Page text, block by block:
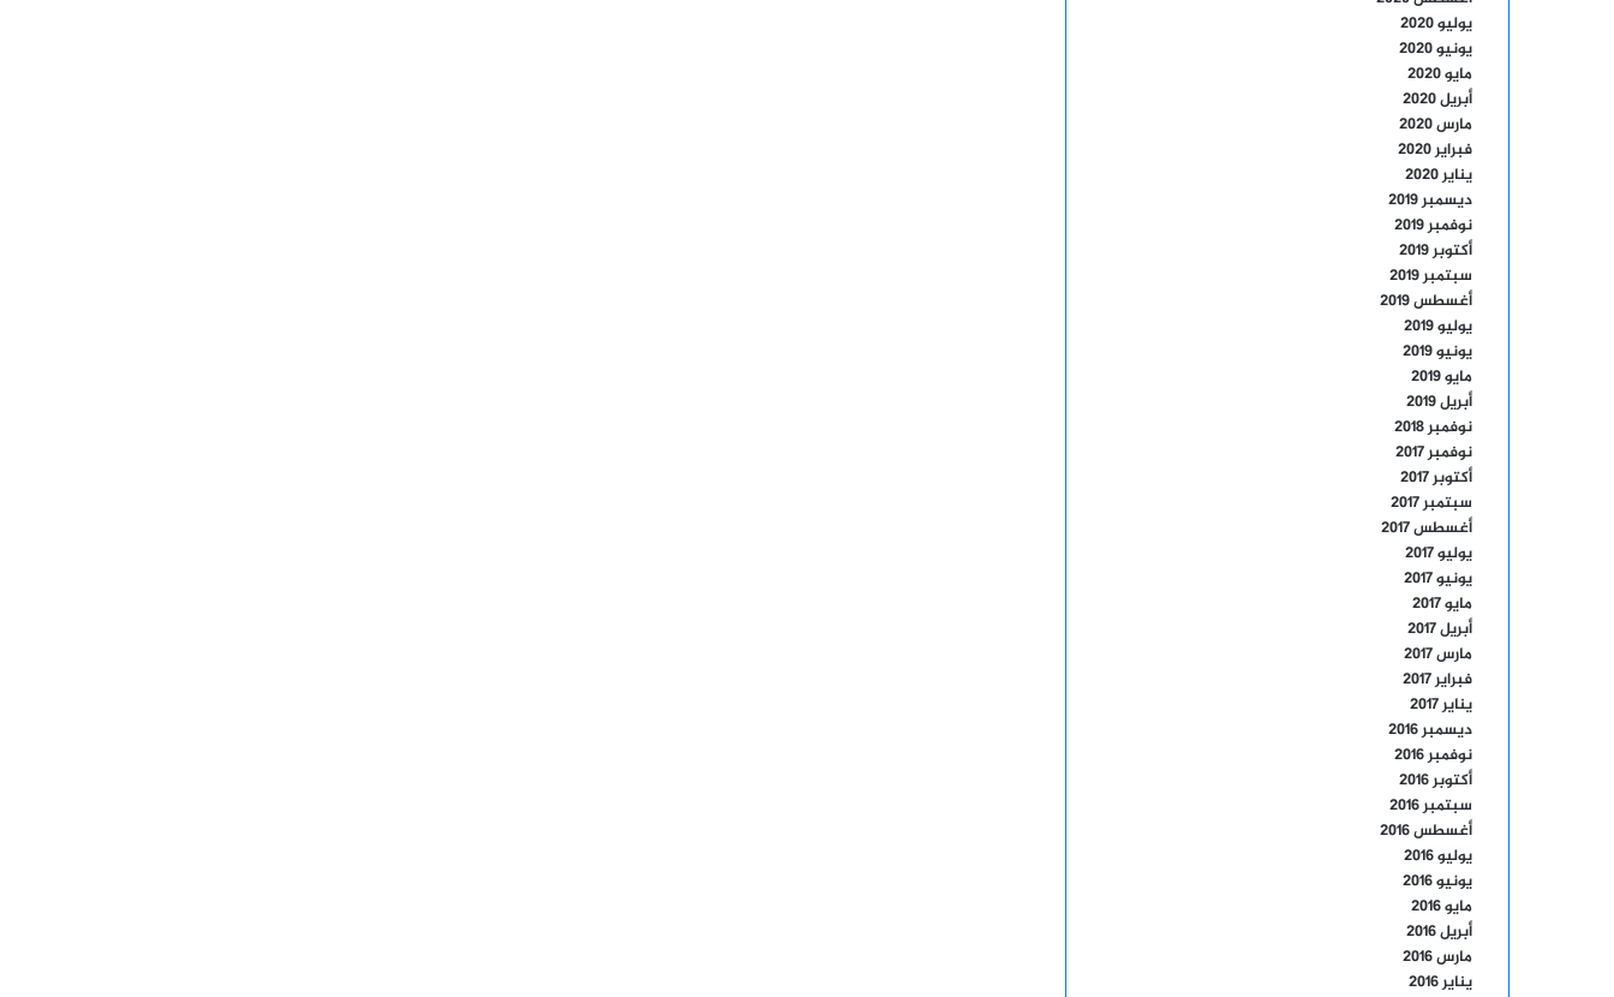
يوليو 2020
يونيو 2020
مايو 2020
أبريل 2020
مارس 2020
فبراير 2020
يناير 2020
ديسمبر 2019
نوفمبر 2019
أكتوبر 2019
سبتمبر 2019
أغسطس 2019
يوليو 2019
يونيو 2019
مايو 2019
أبريل 2019
نوفمبر 2018
نوفمبر 2017
أكتوبر 2017
سبتمبر 2017
أغسطس 2017
يوليو 2017
يونيو 2017
مايو 2017
أبريل 2017
مارس 2017
فبراير 2017
يناير 2017
ديسمبر 2016
نوفمبر 2016
أكتوبر 2016
سبتمبر 2016
أغسطس 2016
يوليو 2016
يونيو 2016
مايو 2016
أبريل 2016
مارس 2016
يناير 2016